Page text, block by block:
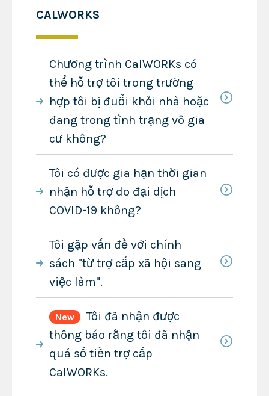
CALWORKS
Chương trình CalWORKs có
thể hỗ trợ tôi trong trường
hợp tôi bị đuổi khỏi nhà hoặc
đang trong tình trạng vô gia
cư không?
Tôi có được gia hạn thời gian
nhận hỗ trợ do đại dịch
COVID-19 không?
Tôi gặp vấn đề với chính
sách "từ trợ cấp xã hội sang
việc làm".
New
Tôi đã nhận được
thông báo rằng tôi đã nhận
quá số tiền trợ cấp
CalWORKs.